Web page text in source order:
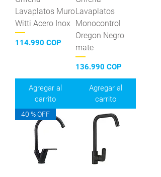
Lavaplatos Muro
Witti Acero Inox
Precio
114.990 COP
Agregar al
carrito
Lavaplatos
Monocontrol
Oregon Negro
mate
Precio
136.990 COP
Agregar al
carrito
40 % OFF